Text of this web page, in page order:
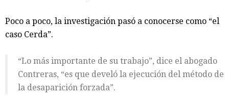
Poco a poco, la investigación pasó a conocerse como “el
caso Cerda”.
“Lo más importante de su trabajo”, dice el abogado
Contreras, “es que develó la ejecución del método de
la desaparición forzada”.